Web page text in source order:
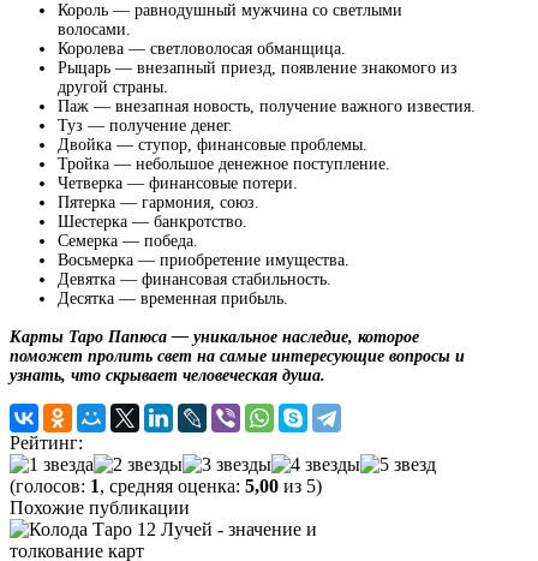
Король — равнодушный мужчина со светлыми
волосами.
Королева — светловолосая обманщица.
Рыцарь — внезапный приезд, появление знакомого из
другой страны.
Паж — внезапная новость, получение важного известия.
Туз — получение денег.
Двойка — ступор, финансовые проблемы.
Тройка — небольшое денежное поступление.
Четверка — финансовые потери.
Пятерка — гармония, союз.
Шестерка — банкротство.
Семерка — победа.
Восьмерка — приобретение имущества.
Девятка — финансовая стабильность.
Десятка — временная прибыль.
Карты Таро Папюса — уникальное наследие, которое
поможет пролить свет на самые интересующие вопросы и
узнать, что скрывает человеческая душа.
Рейтинг:
(голосов: 1, средняя оценка: 5,00 из 5)
Похожие публикации